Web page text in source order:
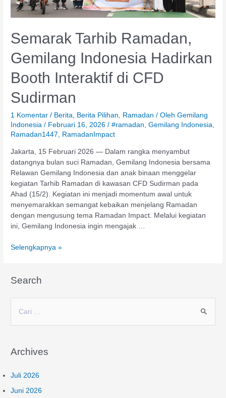
Semarak Tarhib Ramadan,
Gemilang Indonesia Hadirkan
Booth Interaktif di CFD
Sudirman
1 Komentar / Berita Berita Pilihan Ramadan / OlehGemilang
Indonesia/ Februari 16, 2026/#ramadan ,Gemilang Indonesia
Ramadan1447
RamadanImpact
Jakarta, 15 Februari 2026 — Dalam rangka menyambut
datangnya bulan suci Ramadan, Gemilang Indonesia bersama
Relawan Gemilang Indonesia dan anak binaan menggelar
kegiatan Tarhib Ramadan di kawasan CFD Sudirman pada
Ahad (15/2). Kegiatan ini menjadi momentum awal untuk
menyemarakkan semangat kebaikan menjelang Ramadan
dengan mengusung tema Ramadan Impact. Melalui kegiatan
ini, Gemilang Indonesia ingin mengajak …
CFD
Sudirman
Selengkapnya »
Search
a
iArchives
Juli 2026
Juni 2026